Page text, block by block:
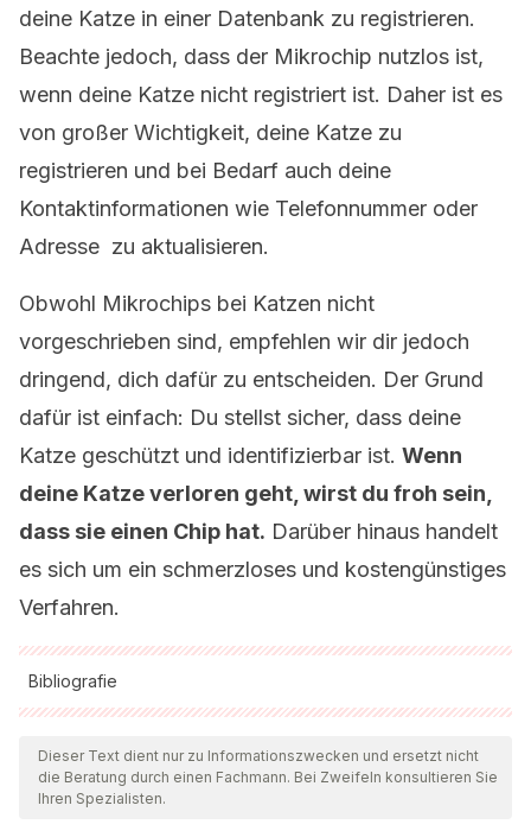
deine Katze in einer Datenbank zu registrieren.
Beachte jedoch, dass der Mikrochip nutzlos ist,
wenn deine Katze nicht registriert ist. Daher ist es
von großer Wichtigkeit, deine Katze zu
registrieren und bei Bedarf auch deine
Kontaktinformationen wie Telefonnummer oder
Adresse zu aktualisieren.
Obwohl Mikrochips bei Katzen nicht
vorgeschrieben sind, empfehlen wir dir jedoch
dringend, dich dafür zu entscheiden. Der Grund
dafür ist einfach: Du stellst sicher, dass deine
Katze geschützt und identifizierbar ist. Wenn
deine Katze verloren geht, wirst du froh sein,
dass sie einen Chip hat. Darüber hinaus handelt
es sich um ein schmerzloses und kostengünstiges
Verfahren.
Bibliografie
Alle zitierten Quellen wurden von unserem Team gründlich
geprüft, um deren Qualität, Verlässlichkeit, Aktualität und
Gültigkeit zu gewährleisten. Die Bibliographie dieses Artikels
Dieser Text dient nur zu Informationszwecken und ersetzt nicht
die Beratung durch einen Fachmann. Bei Zweifeln konsultieren Sie
Ihren Spezialisten.